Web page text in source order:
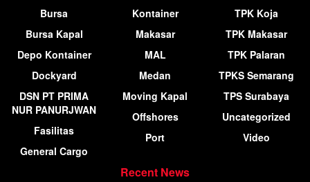
Bursa
Bursa Kapal
Depo Kontainer
Dockyard
DSN PT PRIMA
NUR PANURJWAN
Fasilitas
General Cargo
Kontainer
Makasar
MAL
Medan
Moving Kapal
Offshores
Port
TPK Koja
TPK Makasar
TPK Palaran
TPKS Semarang
TPS Surabaya
Uncategorized
Video
Recent News